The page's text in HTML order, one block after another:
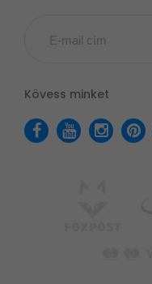
Kövess minket